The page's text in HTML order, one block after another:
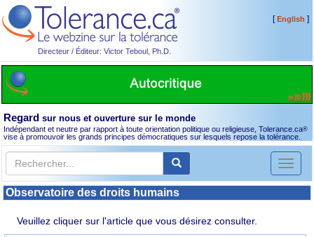
Directeur / Éditeur: Victor Teboul, Ph.D.
[English ]
Regard sur nous et ouverture sur le monde
Indépendant et neutre par rapport à toute orientation politique ou religieuse, Tolerance.ca®
vise à promouvoir les grands principes démocratiques sur lesquels repose la tolérance.
Toggle
Observatoire des droits humains
Veuillez cliquer sur l'article que vous désirez consulter.